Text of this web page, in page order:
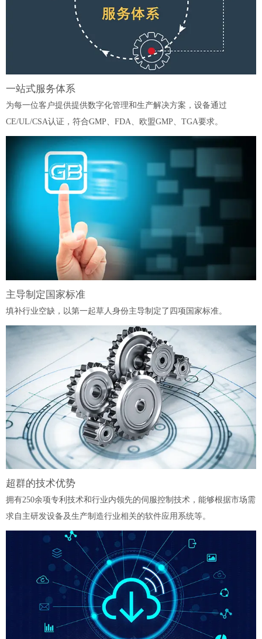
一站式服务体系
为每一位客户提供提供数字化管理和生产解决方案，设备通过
CE/UL/CSA认证，符合GMP、FDA、欧盟GMP、TGA要求。
主导制定国家标准
填补行业空缺，以第一起草人身份主导制定了四项国家标准。
超群的技术优势
拥有250余项专利技术和行业内领先的伺服控制技术，能够根据市场需
求自主研发设备及生产制造行业相关的软件应用系统等。